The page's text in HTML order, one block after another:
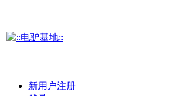
新用户注册